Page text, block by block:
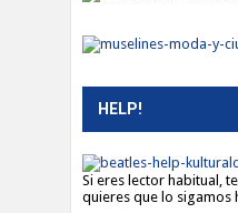
HELP!
Si eres lector habitual,
quieres que lo sigamos